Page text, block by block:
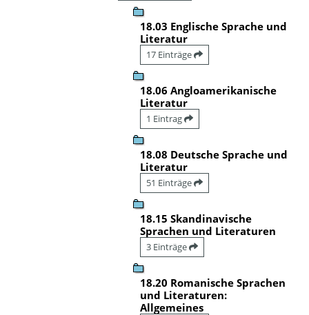
18.03 Englische Sprache und
Literatur
17 Einträge
18.06 Angloamerikanische
Literatur
1 Eintrag
18.08 Deutsche Sprache und
Literatur
51 Einträge
18.15 Skandinavische
Sprachen und Literaturen
3 Einträge
18.20 Romanische Sprachen
und Literaturen:
Allgemeines